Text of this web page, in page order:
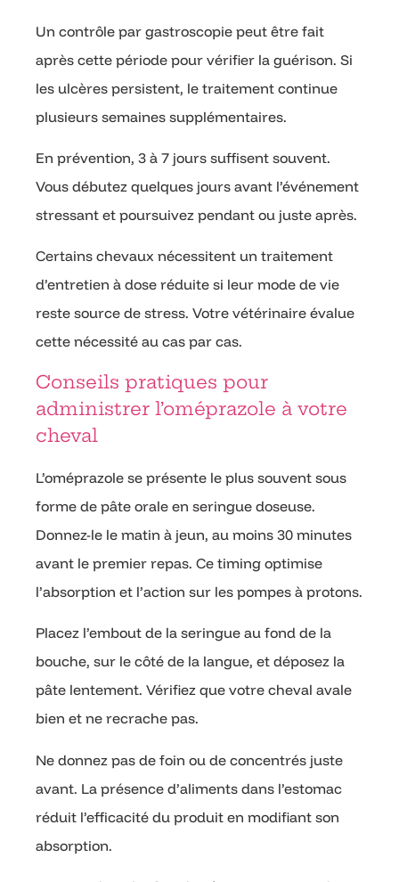
Un contrôle par gastroscopie peut être fait
après cette période pour vérifier la guérison. Si
les ulcères persistent, le traitement continue
plusieurs semaines supplémentaires.
En prévention, 3 à 7 jours suffisent souvent.
Vous débutez quelques jours avant l’événement
stressant et poursuivez pendant ou juste après.
Certains chevaux nécessitent un traitement
d’entretien à dose réduite si leur mode de vie
reste source de stress. Votre vétérinaire évalue
cette nécessité au cas par cas.
Conseils pratiques pour
administrer l’oméprazole à votre
cheval
L’oméprazole se présente le plus souvent sous
forme de pâte orale en seringue doseuse.
Donnez-le le matin à jeun, au moins 30 minutes
avant le premier repas. Ce timing optimise
l’absorption et l’action sur les pompes à protons.
Placez l’embout de la seringue au fond de la
bouche, sur le côté de la langue, et déposez la
pâte lentement. Vérifiez que votre cheval avale
bien et ne recrache pas.
Ne donnez pas de foin ou de concentrés juste
avant. La présence d’aliments dans l’estomac
réduit l’efficacité du produit en modifiant son
absorption.